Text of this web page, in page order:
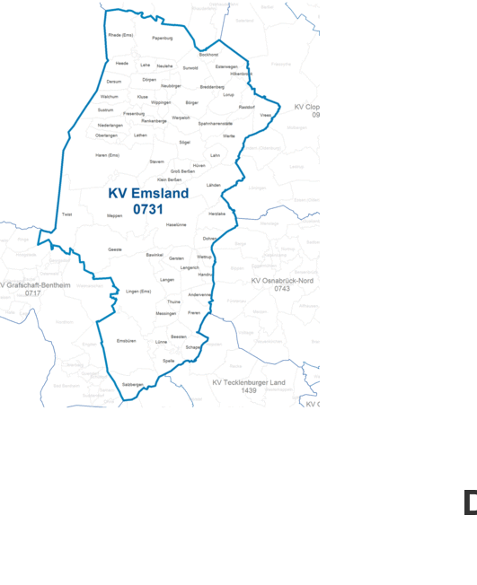
Pflegeberatung
Hilfs-Mittel-Verleih
Servicewohnen-Sonnenpark
Tages-Pflege